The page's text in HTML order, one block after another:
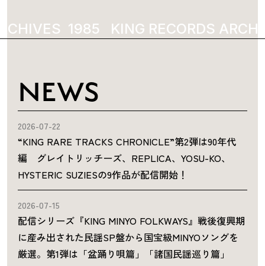
1985 KING RECORDS
NEWS
2026-07-22
“KING RARE TRACKS CHRONICLE”第2弾は90年代
編 グレイトリッチーズ、REPLICA、YOSU-KO、
HYSTERIC SUZIESの9作品が配信開始！
2026-07-15
配信シリーズ『KING MINYO FOLKWAYS』戦後復興期
に産み出された民謡SP盤から国宝級MINYOソングを
厳選。第1弾は「盆踊り唄篇」「諸国民謡巡り篇」